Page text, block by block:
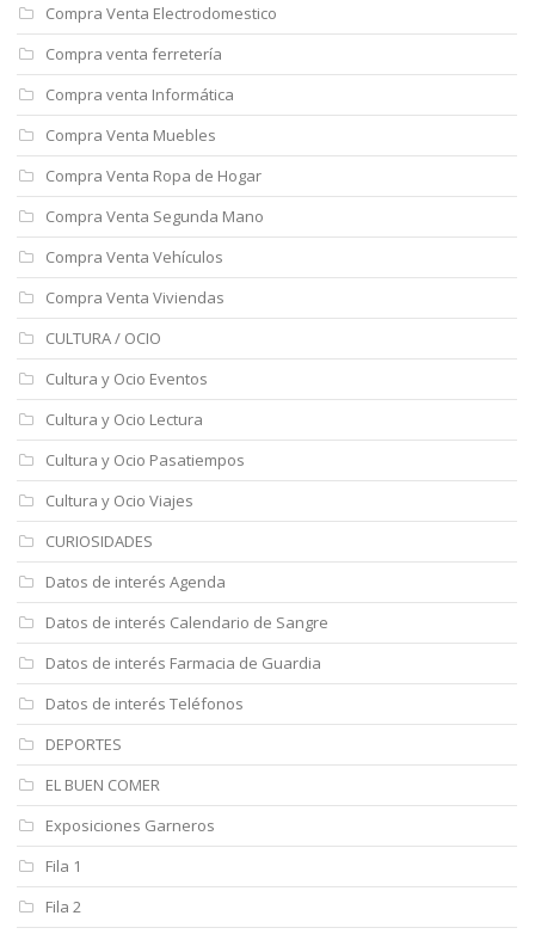
Compra Venta Electrodomestico
Compra venta ferretería
Compra venta Informática
Compra Venta Muebles
Compra Venta Ropa de Hogar
Compra Venta Segunda Mano
Compra Venta Vehículos
Compra Venta Viviendas
CULTURA / OCIO
Cultura y Ocio Eventos
Cultura y Ocio Lectura
Cultura y Ocio Pasatiempos
Cultura y Ocio Viajes
CURIOSIDADES
Datos de interés Agenda
Datos de interés Calendario de Sangre
Datos de interés Farmacia de Guardia
Datos de interés Teléfonos
DEPORTES
EL BUEN COMER
Exposiciones Garneros
Fila 1
Fila 2